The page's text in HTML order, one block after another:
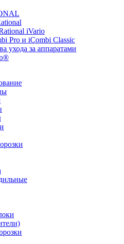
iVario
Pro и iCombi Classic
ухода за аппаратами